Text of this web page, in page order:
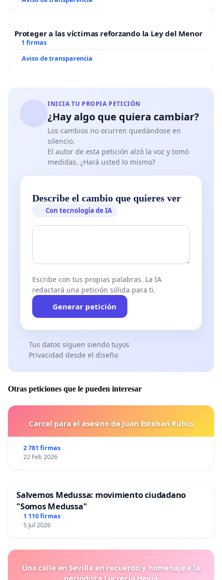
Proteger a las víctimas reforzando la Ley del Menor
1 firmas
Aviso de transparencia
INICIA TU PROPIA PETICIÓN
¿Hay algo que quiera cambiar?
Los cambios no ocurren quedándose en
silencio.
El autor de esta petición alzó la voz y tomó
medidas. ¿Hará usted lo mismo?
Describe el cambio que quieres ver
Con tecnología de IA
Escribe con tus propias palabras. La IA
redactará una petición sólida para ti.
Generar petición
Tus datos siguen siendo tuyos
Privacidad desde el diseño
Otras peticiones que le pueden interesar
Carcel para el asesino de Juan Esteban Rubio
2 781 firmas
22 Feb 2026
Salvemos Medussa: movimiento ciudadano
"Somos Medussa"
1 110 firmas
5 Jul 2026
Una calle en Sevilla en recuerdo y homenaje a la